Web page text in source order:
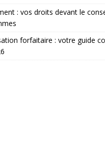
: vos droits devant le
forfaitaire : votre guide